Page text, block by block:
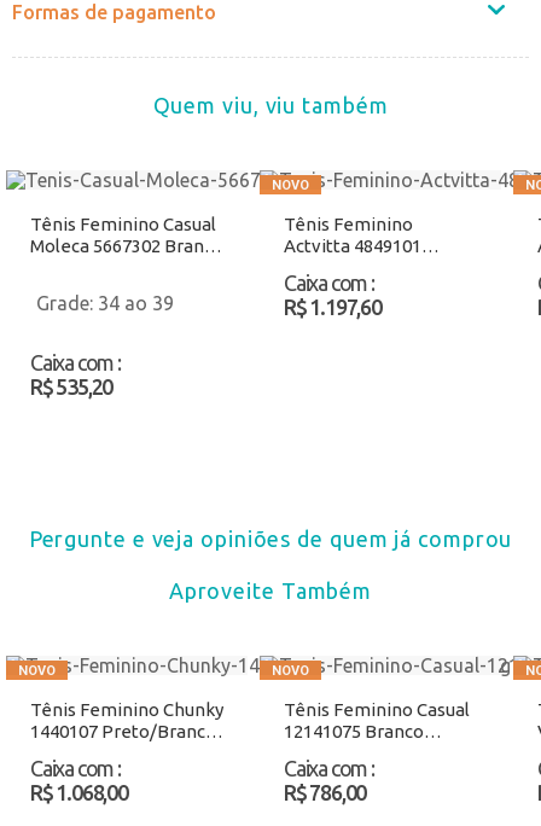
Formas de pagamento
Quem viu, viu também
Tênis Feminino Casual
Moleca 5667302 Branco
34 ao 39
Caixa com :
R$ 535,20
Tênis Feminino
Actvitta 4849101
Caixa com :
R$ 1.197,60
Pergunte e veja opiniões de quem já comprou
Aproveite Também
Tênis Feminino Chunky
1440107 Preto/Branco
Caixa com :
R$ 1.068,00
Tênis Feminino Casual
12141075 Branco
Caixa com :
R$ 786,00